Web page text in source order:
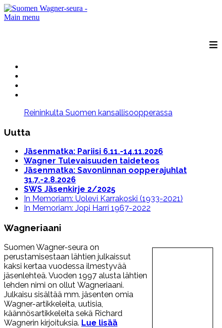
Main menu
≡
Reininkulta Suomen kansallisoopperassa
Uutta
Jäsenmatka: Pariisi 6.11.-14.11.2026
Wagner Tulevaisuuden taideteos
Jäsenmatka: Savonlinnan oopperajuhlat
31.7.-2.8.2026
SWS Jäsenkirje 2/2025
In Memoriam: Uolevi Karrakoski (1933-2021)
In Memoriam: Jopi Harri 1967-2022
Wagneriaani
Suomen Wagner-seura on
perustamisestaan lähtien julkaissut
kaksi kertaa vuodessa ilmestyvää
jäsenlehteä. Vuoden 1997 alusta lähtien
lehden nimi on ollut Wagneriaani.
Julkaisu sisältää mm. jäsenten omia
Wagner-artikkeleita, uutisia,
käännösartikkeleita sekä Richard
Wagnerin kirjoituksia. Lue lisää